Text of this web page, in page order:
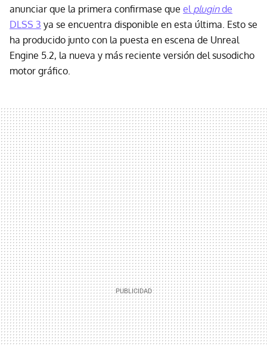
anunciar que la primera confirmase que el pluginde
DLSS 3 ya se encuentra disponible en esta última. Esto se
ha producido junto con la puesta en escena de Unreal
Engine 5.2, la nueva y más reciente versión del susodicho
motor gráfico.